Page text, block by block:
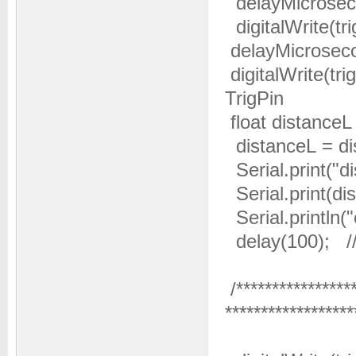
TrigPin
float
distanceL =
delay(100);
/